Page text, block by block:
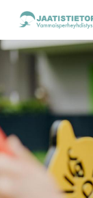
Siirry
sivun
sisältöön